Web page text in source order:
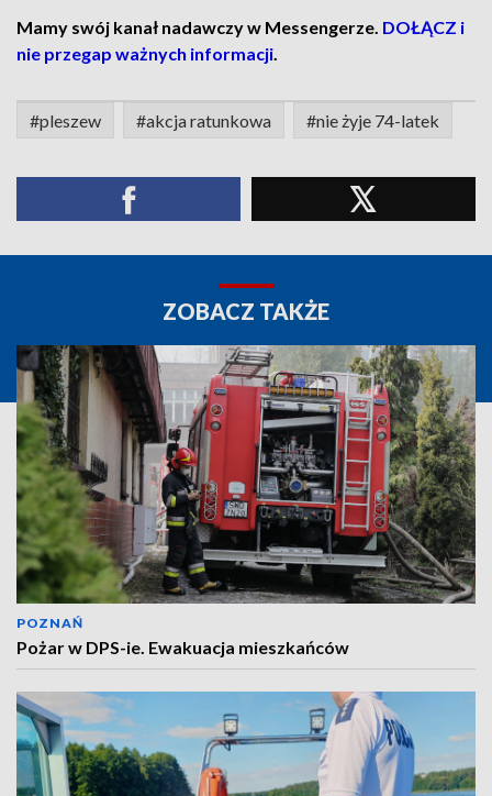
Mamy swój kanał nadawczy w Messengerze. DOŁĄCZ i
nie przegap ważnych informacji.
#pleszew #akcja ratunkowa #nie żyje 74-latek
ZOBACZ TAKŻE
POZNAŃ
Pożar w DPS-ie. Ewakuacja mieszkańców